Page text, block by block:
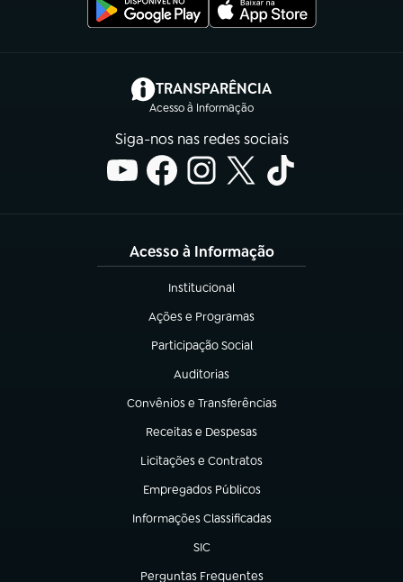
TRANSPARÊNCIA
Acesso à Informação
(abre em nova aba)
Siga-nos nas redes sociais
Acesso à Informação
Institucional
(abre em nova aba)
Ações e Programas
(abre em nova aba)
Participação Social
(abre em nova aba)
Auditorias
(abre em nova aba)
Convênios e Transferências
(abre em nova aba)
Receitas e Despesas
(abre em nova aba)
Licitações e Contratos
(abre em nova aba)
Empregados Públicos
(abre em nova aba)
Informações Classificadas
(abre em nova aba)
SIC
(abre em nova aba)
Perguntas Frequentes